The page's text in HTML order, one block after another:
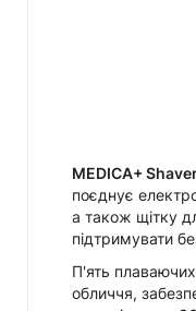
MEDICA+
поєднує
а також щітку
підтримувати
П'ять
обличчя,